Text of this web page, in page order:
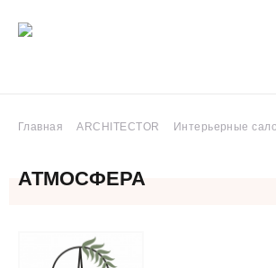
Главная ARCHITECTOR Интерьерные
АТМОСФЕРА